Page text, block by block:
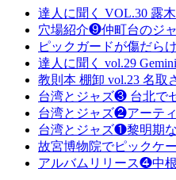
達人に聞く VOL.30 露
穴場紹介❾仲町台のジ
ピックガードが傷だら
達人に聞く vol.29
教則本 棚卸 vol.23 名取
台湾とジャズ❸ 台北で
台湾とジャズ❷アーテ
台湾とジャズ❶黎明期
故宮博物院でピックケ
アルバムリリース❹中